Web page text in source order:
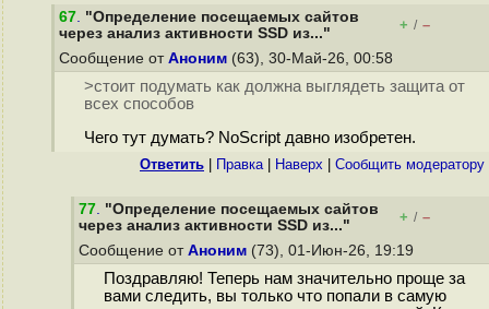
67. "Определение посещаемых сайтов
через анализ активности SSD из..."
+ / –
Сообщение от Аноним (63), 30-Май-26, 00:58
>стоит подумать как должна выглядеть защита от
всех способов
Чего тут думать? NoScript давно изобретен.
Ответить Правка| Наверх Cообщить модератору
77. "Определение посещаемых сайтов
через анализ активности SSD из..."
+ / –
Сообщение от Аноним (73), 01-Июн-26, 19:19
Поздравляю! Теперь нам значительно проще за
вами следить, вы только что попали в самую